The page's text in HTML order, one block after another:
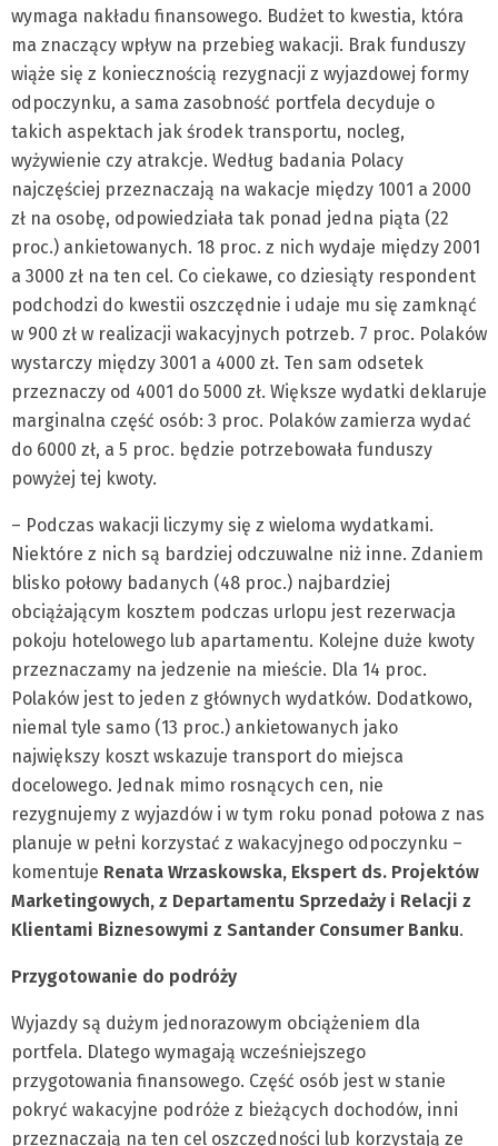
wymaga nakładu finansowego. Budżet to kwestia, która
ma znaczący wpływ na przebieg wakacji. Brak funduszy
wiąże się z koniecznością rezygnacji z wyjazdowej formy
odpoczynku, a sama zasobność portfela decyduje o
takich aspektach jak środek transportu, nocleg,
wyżywienie czy atrakcje. Według badania Polacy
najczęściej przeznaczają na wakacje między 1001 a 2000
zł na osobę, odpowiedziała tak ponad jedna piąta (22
proc.) ankietowanych. 18 proc. z nich wydaje między 2001
a 3000 zł na ten cel. Co ciekawe, co dziesiąty respondent
podchodzi do kwestii oszczędnie i udaje mu się zamknąć
w 900 zł w realizacji wakacyjnych potrzeb. 7 proc. Polaków
wystarczy między 3001 a 4000 zł. Ten sam odsetek
przeznaczy od 4001 do 5000 zł. Większe wydatki deklaruje
marginalna część osób: 3 proc. Polaków zamierza wydać
do 6000 zł, a 5 proc. będzie potrzebowała funduszy
powyżej tej kwoty.
– Podczas wakacji liczymy się z wieloma wydatkami.
Niektóre z nich są bardziej odczuwalne niż inne. Zdaniem
blisko połowy badanych (48 proc.) najbardziej
obciążającym kosztem podczas urlopu jest rezerwacja
pokoju hotelowego lub apartamentu. Kolejne duże kwoty
przeznaczamy na jedzenie na mieście. Dla 14 proc.
Polaków jest to jeden z głównych wydatków. Dodatkowo,
niemal tyle samo (13 proc.) ankietowanych jako
największy koszt wskazuje transport do miejsca
docelowego. Jednak mimo rosnących cen, nie
rezygnujemy z wyjazdów i w tym roku ponad połowa z nas
planuje w pełni korzystać z wakacyjnego odpoczynku –
komentuje Renata Wrzaskowska, Ekspert ds. Projektów
Marketingowych, z Departamentu Sprzedaży i Relacji z
Klientami Biznesowymi z Santander Consumer Banku.
Przygotowanie do podróży
Wyjazdy są dużym jednorazowym obciążeniem dla
portfela. Dlatego wymagają wcześniejszego
przygotowania finansowego. Część osób jest w stanie
pokryć wakacyjne podróże z bieżących dochodów, inni
przeznaczają na ten cel oszczędności lub korzystają ze